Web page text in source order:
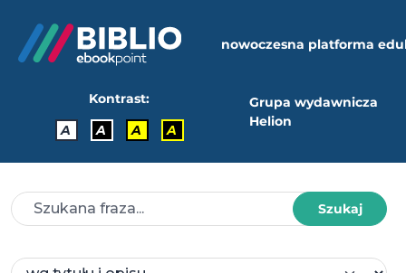
nowoczesna platforma
Kontrast:
A
A A A
Grupa wydawnicza
Helion
Szukaj